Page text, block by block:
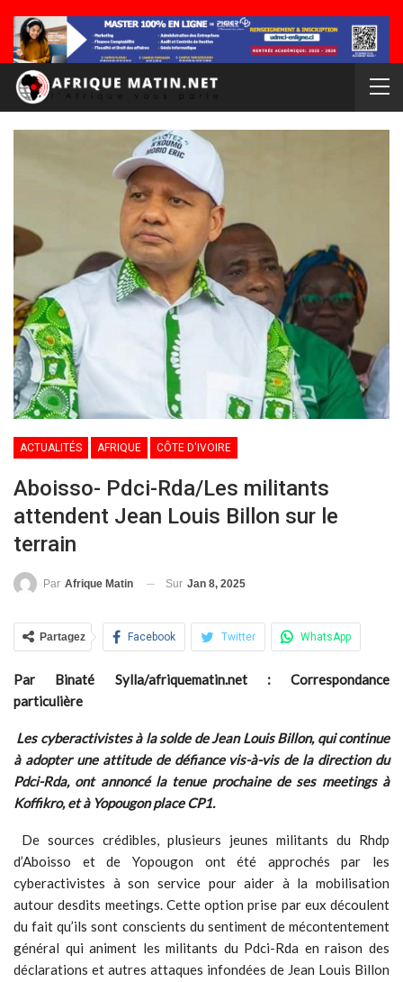
ACTUALITÉS AFRIQUE CÔTE D'IVOIRE
Aboisso- Pdci-Rda/Les militants
attendent Jean Louis Billon sur le
terrain
Par Afrique Matin Sur Jan 8, 2025
Partagez Facebook Twitter WhatsApp
Par Binaté Sylla/afriquematin.net : Correspondance
particulière
Les cyberactivistes à la solde de Jean Louis Billon, qui continue
à adopter une attitude de défiance vis-à-vis de la direction du
Pdci-Rda, ont annoncé la tenue prochaine de ses meetings à
Koffikro, et à Yopougon place CP1.
De sources crédibles, plusieurs jeunes militants du Rhdp
d’Aboisso et de Yopougon ont été approchés par les
cyberactivistes à son service pour aider à la mobilisation
autour desdits meetings. Cette option prise par eux découlent
du fait qu’ils sont conscients du sentiment de mécontentement
général qui animent les militants du Pdci-Rda en raison des
déclarations et autres attaques infondées de Jean Louis Billon